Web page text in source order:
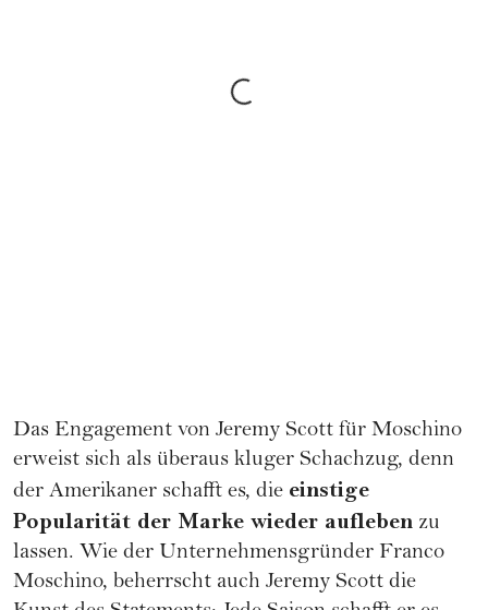
Das Engagement von Jeremy Scott für Moschino
erweist sich als überaus kluger Schachzug, denn
der Amerikaner schafft es, die einstige
Popularität der Marke wieder aufleben zu
lassen. Wie der Unternehmensgründer Franco
Moschino, beherrscht auch Jeremy Scott die